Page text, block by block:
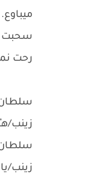
سحبت
رحت
زينب/
سلطان/
زينب/